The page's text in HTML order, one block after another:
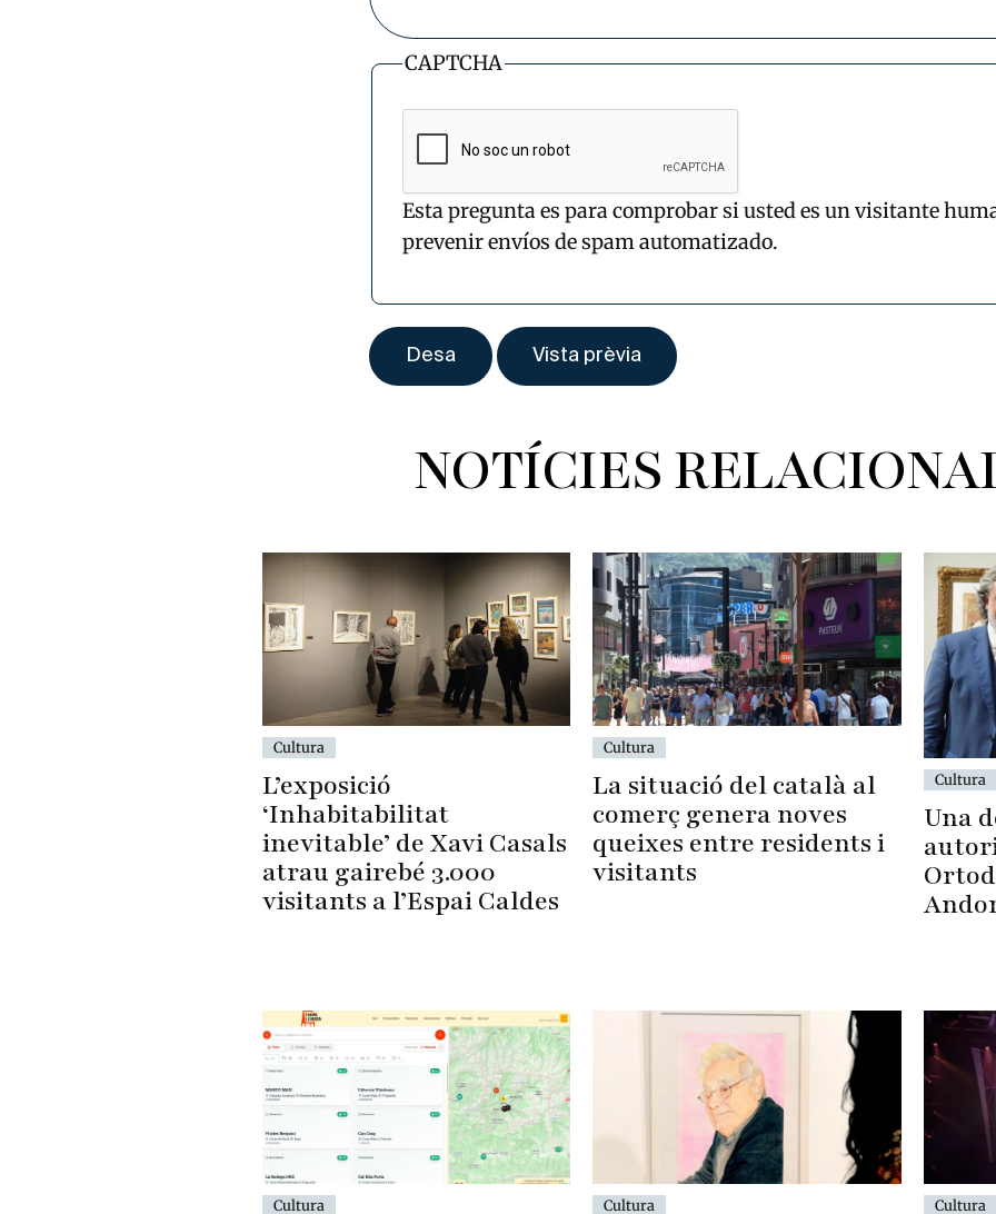
CAPTCHA
Esta pregunta es para comprobar si usted es un visitante
prevenir envíos de spam automatizado.
NOTÍCIES
Cultura
L’exposició
‘Inhabitabilitat
inevitable’ de Xavi Casals
atrau gairebé 3.000
visitants a l’Espai Caldes
Cultura
La situació del català al
comerç genera noves
queixes entre residents i
visitants
Cultura
Una
Cultura Cultura Cultura